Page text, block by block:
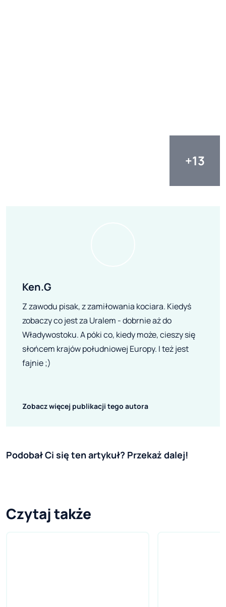
Ken.G
Z zawodu pisak, z zamiłowania kociara. Kiedyś
zobaczy co jest za Uralem - dobrnie aż do
Władywostoku. A póki co, kiedy może, cieszy się
słońcem krajów południowej Europy. I też jest
fajnie ;)
Zobacz więcej publikacji tego autora
Podobał Ci się ten artykuł? Przekaż dalej!
Czytaj także